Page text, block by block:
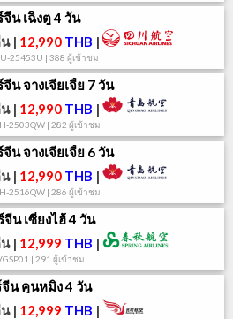
จีน เฉิงตู 4 วัน
| 12,990 THB |
25453U | 388 ผู้เข้าชม
น จางเจียเจี้ย 7 วัน
| 12,990 THB |
2503QW | 282 ผู้เข้าชม
น จางเจียเจี้ย 6 วัน
| 12,990 THB |
2516QW | 286 ผู้เข้าชม
จีน เซี่ยงไฮ้ 4 วัน
| 12,999 THB |
| 291 ผู้เข้าชม
จีน คุนหมิง 4 วัน
| 12,999 THB |